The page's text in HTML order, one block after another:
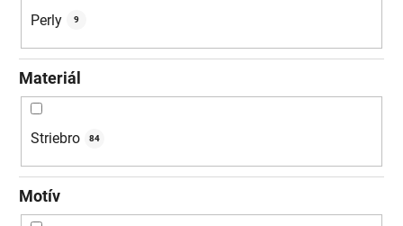
Perly 9
Materiál
Striebro 84
Motív